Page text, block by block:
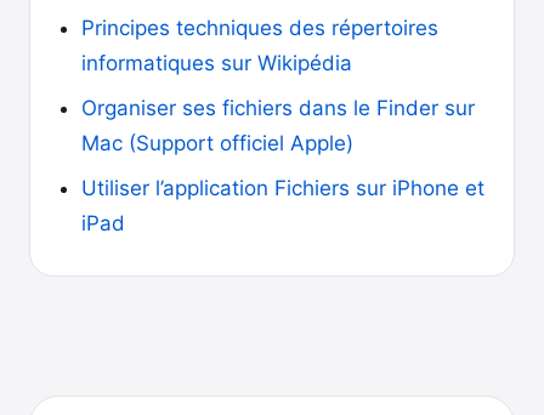
Principes techniques des répertoires
informatiques sur Wikipédia
Organiser ses fichiers dans le Finder sur
Mac (Support officiel Apple)
Utiliser l’application Fichiers sur iPhone et
iPad